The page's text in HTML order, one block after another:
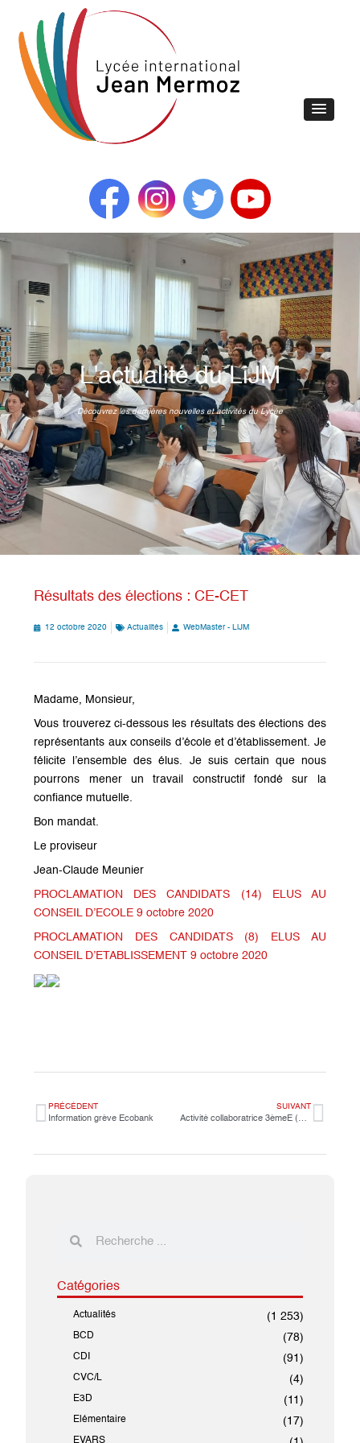
L'actualité du LiJM
Découvrez les dernières nouvelles et activités du Lycée
Résultats des élections : CE-CET
12 octobre 2020 Actualités WebMaster - LiJM
Madame, Monsieur,
Vous trouverez ci-dessous les résultats des élections des
représentants aux conseils d’école et d’établissement. Je
félicite l’ensemble des élus. Je suis certain que nous
pourrons mener un travail constructif fondé sur la
confiance mutuelle.
Bon mandat.
Le proviseur
Jean-Claude Meunier
PROCLAMATION DES CANDIDATS (14) ELUS AU
CONSEIL D’ECOLE 9 octobre 2020
PROCLAMATION DES CANDIDATS (8) ELUS AU
CONSEIL D’ETABLISSEMENT 9 octobre 2020
PRÉCÉDENT
Information grève Ecobank
SUIVANT
Activité collaboratrice 3èmeE (LCE)-élèves de Birla Open Minds School de l’Inde
Catégories
Actualités (1 253)
BCD (78)
CDI (91)
CVC/L (4)
E3D (11)
Elémentaire (17)
EVARS